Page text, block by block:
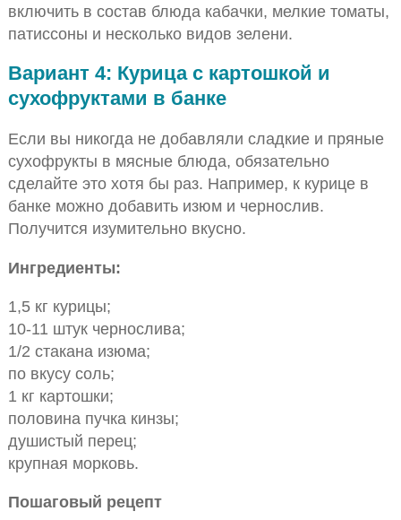
включить в состав блюда кабачки, мелкие томаты,
патиссоны и несколько видов зелени.
Вариант 4: Курица с картошкой и
сухофруктами в банке
Если вы никогда не добавляли сладкие и пряные
сухофрукты в мясные блюда, обязательно
сделайте это хотя бы раз. Например, к курице в
банке можно добавить изюм и чернослив.
Получится изумительно вкусно.
Ингредиенты:
1,5 кг курицы;
10-11 штук чернослива;
1/2 стакана изюма;
по вкусу соль;
1 кг картошки;
половина пучка кинзы;
душистый перец;
крупная морковь.
Пошаговый рецепт